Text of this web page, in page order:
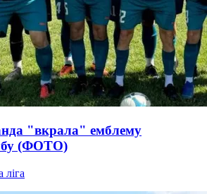
"вкрала" емблему
(ФОТО)
ліга